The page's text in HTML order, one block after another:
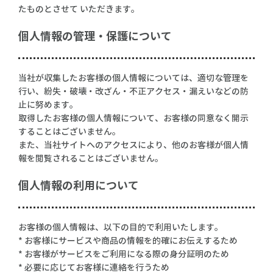
たものとさせて いただきます。
個人情報の管理・保護について
当社が収集したお客様の個人情報については、適切な管理を
行い、紛失・破壊・改ざん・不正アクセス・漏えいなどの防
止に努めます。
取得したお客様の個人情報について、お客様の同意なく開示
することはございません。
また、当社サイトへのアクセスにより、他のお客様が個人情
報を閲覧されることはございません。
個人情報の利用について
お客様の個人情報は、以下の目的で利用いたします。
* お客様にサービスや商品の情報を的確にお伝えするため
* お客様がサービスをご利用になる際の身分証明のため
* 必要に応じてお客様に連絡を行うため